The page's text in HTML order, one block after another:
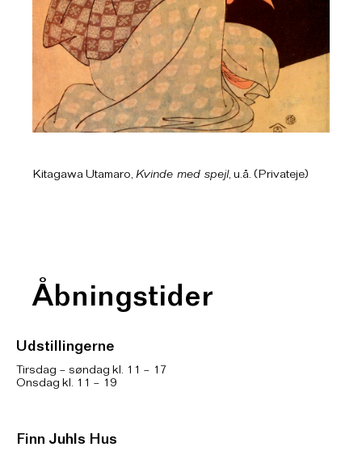
Kitagawa Utamaro, Kvinde med spejl, u.å. (Privateje)
Åbningstider
Udstillingerne
Tirsdag – søndag kl. 11 – 17
Onsdag kl. 11 – 19
Finn Juhls Hus